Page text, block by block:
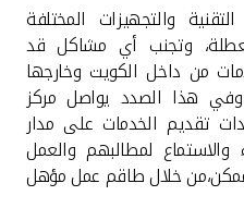
والتجهيزات المختلفة
وتجنب أي مشاكل قد
من داخل الكويت وخارجها
هذا الصدد يواصل مركز
تقديم الخدمات على مدار
والاستماع لمطالبهم والعمل
خلال طاقم عمل مؤهل